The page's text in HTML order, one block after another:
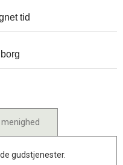
tid
gudstjenester.